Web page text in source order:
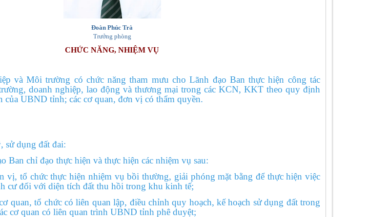
Đoàn Phúc Trà
Trưởng phòng
CHỨC NĂNG, NHIỆM VỤ
và Môi trường có chức năng tham mưu cho Lãnh đạo Ban thực hiện công tác
doanh nghiệp, lao động và thương mại trong các KCN, KKT theo quy định
của UBND tỉnh; các cơ quan, đơn vị có thẩm quyền.
dụng đất đai:
Ban chỉ đạo thực hiện và thực hiện các nhiệm vụ sau:
chức thực hiện nhiệm vụ bồi thường, giải phóng mặt bằng để thực hiện việc
cư đối với diện tích đất thu hồi trong khu kinh tế;
tổ chức có liên quan lập, điều chỉnh quy hoạch, kế hoạch sử dụng đất trong
cơ quan có liên quan trình UBND tỉnh phê duyệt;